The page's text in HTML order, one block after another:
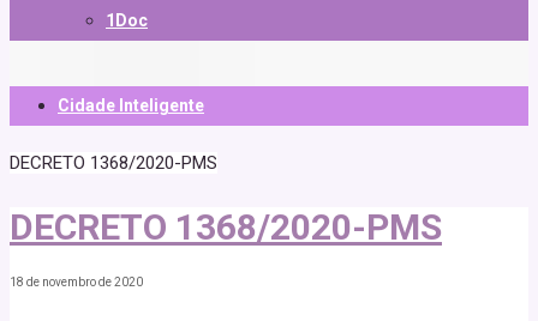
1Doc
Cidade Inteligente
DECRETO 1368/2020-PMS
DECRETO 1368/2020-PMS
18 de novembro de 2020